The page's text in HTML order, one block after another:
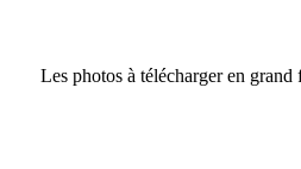
Les photos à télécharger en grand